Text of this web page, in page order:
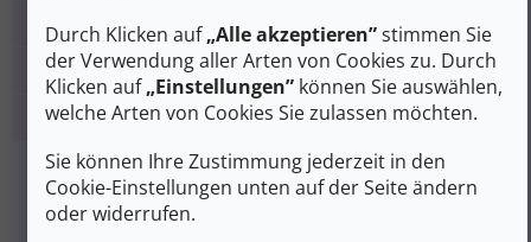
Durch Klicken auf„Alle akzeptieren”stimmen Sie
der Verwendung aller Arten von Cookies zu. Durch
Klicken auf„Einstellungen” können Sie auswählen,
welche Arten von Cookies Sie zulassen möchten.
Sie können Ihre Zustimmung jederzeit in den
Cookie-Einstellungen unten auf der Seite ändern
oder widerrufen.
EU 31 32
UK 11K 12K 12,5K 13K
Einlegesohlenlänge(mm) 175 181 188 196